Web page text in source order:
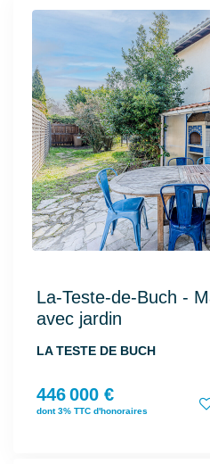
La-Teste-de-Buch -
avec jardin
LA TESTE DE BUCH
446 000 €
dont 3% TTC d'honoraires